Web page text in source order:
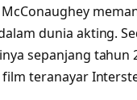
dunia akting.
sepanjang tahun
teranayar